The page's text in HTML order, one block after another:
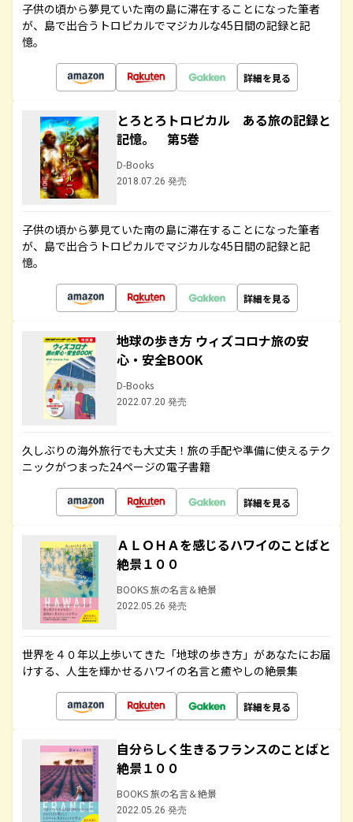
子供の頃から夢見ていた南の島に滞在することになった筆者
が、島で出合うトロピカルでマジカルな45日間の記録と記
憶。
詳細を見る
とろとろトロピカル ある旅の記録と
記憶。 第5巻
D-Books
2018.07.26 発売
子供の頃から夢見ていた南の島に滞在することになった筆者
が、島で出合うトロピカルでマジカルな45日間の記録と記
憶。
詳細を見る
地球の歩き方 ウィズコロナ旅の安
心・安全BOOK
D-Books
2022.07.20 発売
久しぶりの海外旅行でも大丈夫！旅の手配や準備に使えるテク
ニックがつまった24ページの電子書籍
詳細を見る
ＡＬＯＨＡを感じるハワイのことばと
絶景１００
BOOKS 旅の名言＆絶景
2022.05.26 発売
世界を４０年以上歩いてきた「地球の歩き方」があなたにお届
けする、人生を輝かせるハワイの名言と癒やしの絶景集
詳細を見る
自分らしく生きるフランスのことばと
絶景１００
BOOKS 旅の名言＆絶景
2022.05.26 発売